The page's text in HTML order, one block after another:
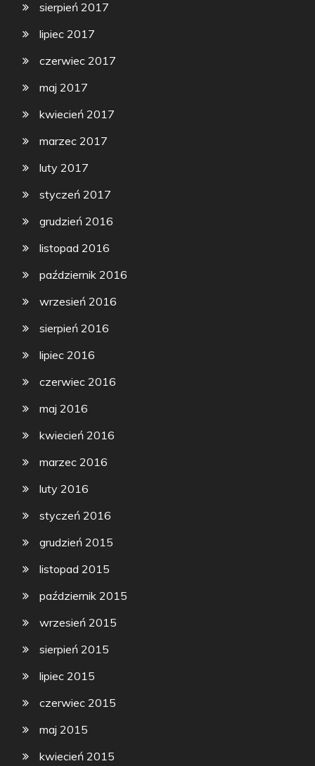
sierpień 2017
lipiec 2017
czerwiec 2017
maj 2017
kwiecień 2017
marzec 2017
luty 2017
styczeń 2017
grudzień 2016
listopad 2016
październik 2016
wrzesień 2016
sierpień 2016
lipiec 2016
czerwiec 2016
maj 2016
kwiecień 2016
marzec 2016
luty 2016
styczeń 2016
grudzień 2015
listopad 2015
październik 2015
wrzesień 2015
sierpień 2015
lipiec 2015
czerwiec 2015
maj 2015
kwiecień 2015